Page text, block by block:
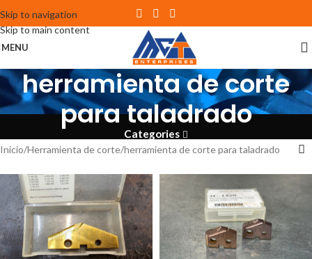
Skip to navigation
Skip to main content
MENU
herramienta de corte
para taladrado
Categories
Inicio Herramienta de corte herramienta de corte para taladrado